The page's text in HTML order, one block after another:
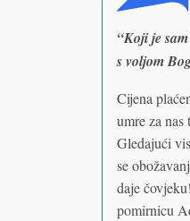
“Koji je
s voljom
Cijena
umre za
Gledajući
se
daje
pomirnicu